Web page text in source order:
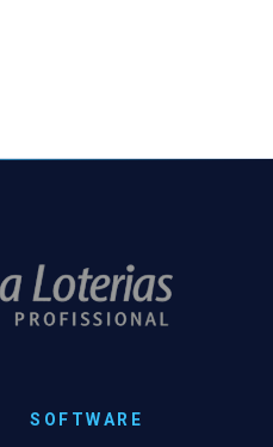
SOFTWARE